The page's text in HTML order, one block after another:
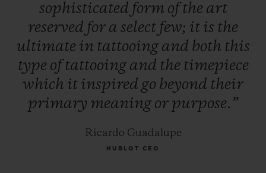
sophisticated form ofthe art
reserved for a select few; it is the
ultimate in tattooing and both this
type oftattooing and the timepiece
which it inspired go beyond their
primary meaning or purpose.”
Ricardo Guadalupe
HUBLOT CEO